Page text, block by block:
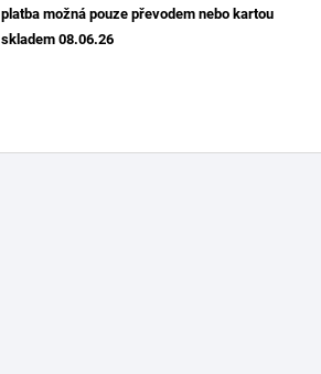
platba možná pouze převodem nebo kartou
skladem 08.06.26